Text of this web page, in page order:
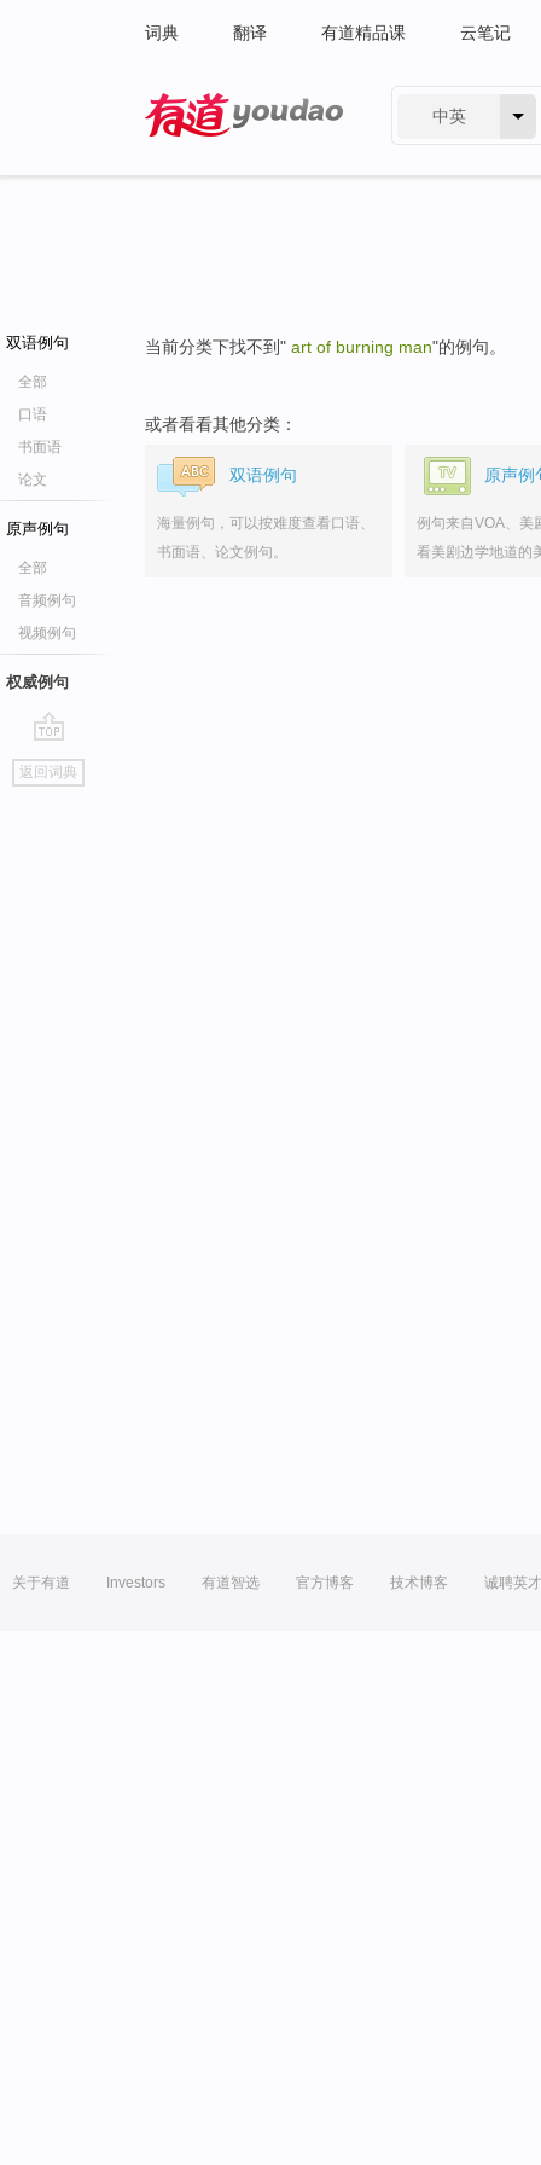
词典 翻译 有道精品课 云笔记
中英
双语例句
全部
口语
书面语
论文
原声例句
全部
音频例句
视频例句
权威例句
go
top
返回词典
当前分类下找不到" art of burning man"的例句。
或者看看其他分类：
双语例句
海量例句，可以按难度查看口语、
书面语、论文例句。
原声例
例句来自VOA、美
看美剧边学地道的
关于有道 Investors 有道智选 官方博客 技术博客 诚聘英才